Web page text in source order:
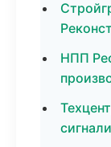
НПП